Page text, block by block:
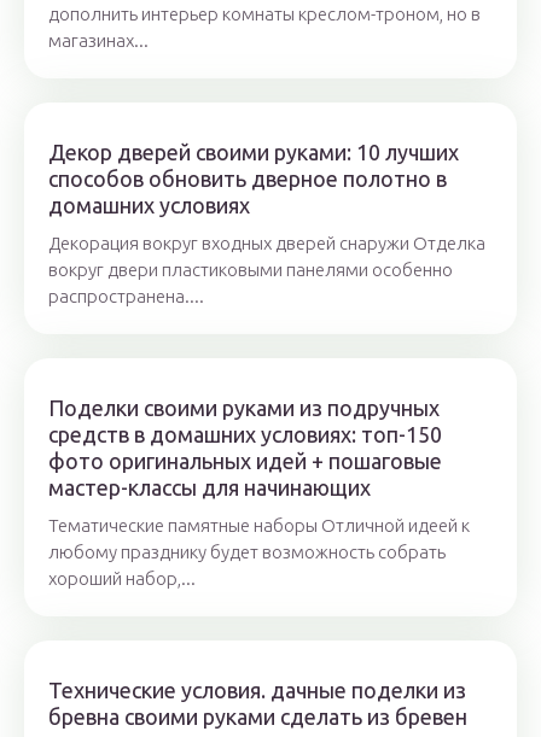
дополнить интерьер комнаты креслом-троном, но в
магазинах...
Декор дверей своими руками: 10 лучших
способов обновить дверное полотно в
домашних условиях
Декорация вокруг входных дверей снаружи Отделка
вокруг двери пластиковыми панелями особенно
распространена....
Поделки своими руками из подручных
средств в домашних условиях: топ-150
фото оригинальных идей + пошаговые
мастер-классы для начинающих
Тематические памятные наборы Отличной идеей к
любому празднику будет возможность собрать
хороший набор,...
Технические условия. дачные поделки из
бревна своими руками сделать из бревен